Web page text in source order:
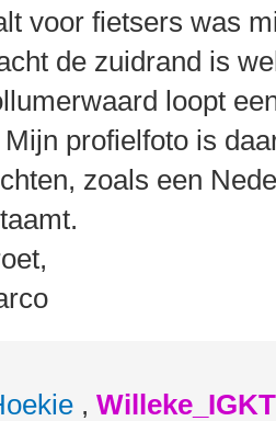
voor fietsers was
de zuidrand is
loopt
profielfoto is
zoals een
, Willeke_IGKT